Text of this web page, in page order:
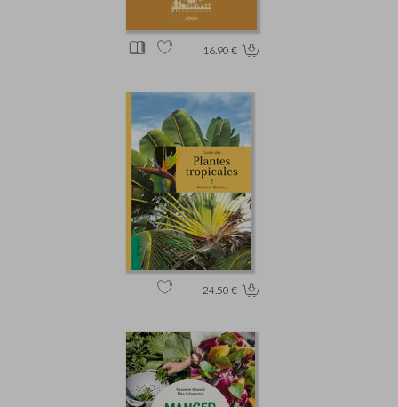
16.90 €
24.50 €